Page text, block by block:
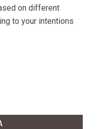
on different
to your intentions